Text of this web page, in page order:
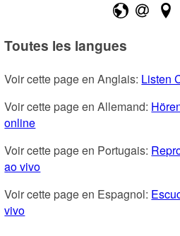
Toutes les langues
Voir cette page en Anglais: Listen
Voir cette page en Allemand:
online
Voir cette page en Portugais:
ao vivo
Voir cette page en Espagnol:
vivo